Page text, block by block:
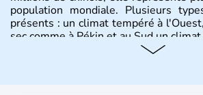
population mondiale. Plusieurs
présents : un climat tempéré à
sec comme à Pékin et au Sud un